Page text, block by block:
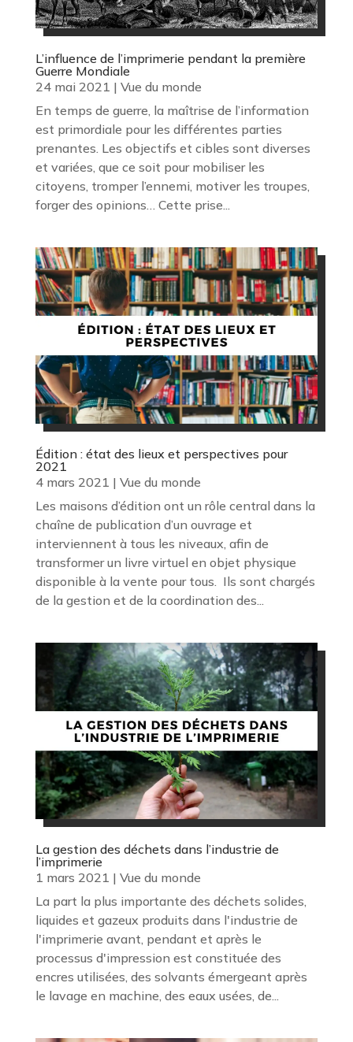
L’influence de l’imprimerie pendant la première
Guerre Mondiale
24 mai 2021 | Vue du monde
En temps de guerre, la maîtrise de l’information
est primordiale pour les différentes parties
prenantes. Les objectifs et cibles sont diverses
et variées, que ce soit pour mobiliser les
citoyens, tromper l’ennemi, motiver les troupes,
forger des opinions… Cette prise...
Édition : état des lieux et perspectives pour
2021
4 mars 2021 | Vue du monde
Les maisons d’édition ont un rôle central dans la
chaîne de publication d’un ouvrage et
interviennent à tous les niveaux, afin de
transformer un livre virtuel en objet physique
disponible à la vente pour tous. Ils sont chargés
de la gestion et de la coordination des...
La gestion des déchets dans l’industrie de
l’imprimerie
1 mars 2021 | Vue du monde
La part la plus importante des déchets solides,
liquides et gazeux produits dans l'industrie de
l'imprimerie avant, pendant et après le
processus d'impression est constituée des
encres utilisées, des solvants émergeant après
le lavage en machine, des eaux usées, de...